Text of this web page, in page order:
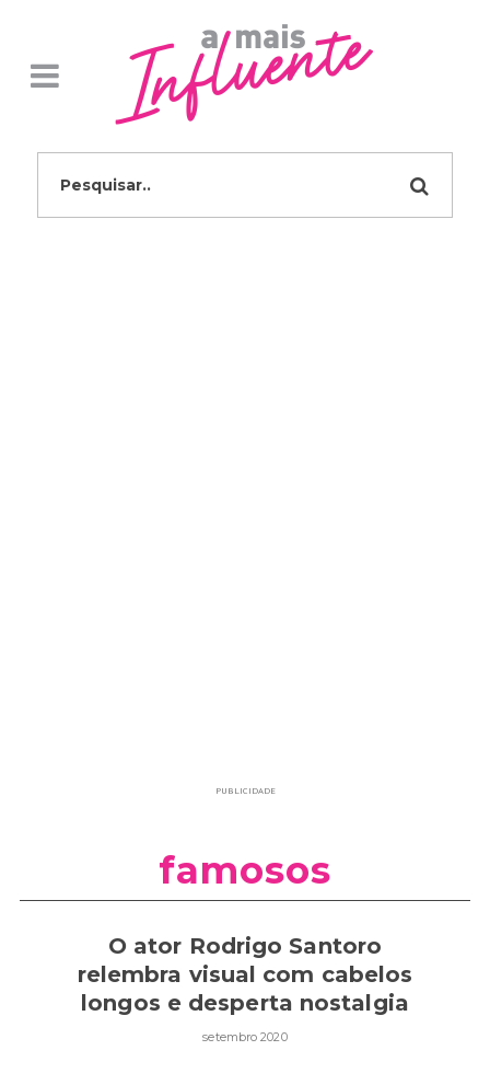
PUBLICIDADE
famosos
O ator Rodrigo Santoro
relembra visual com cabelos
longos e desperta nostalgia
setembro 2020